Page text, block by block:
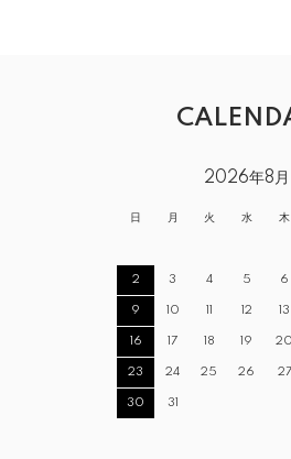
2026年8月
日 月 火 水 木
2 3 4 5 6
9 10 11 12 13
16 17 18 19 20
23 24 25 26 27
30 31